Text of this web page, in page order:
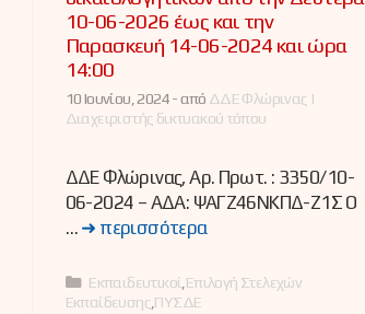
10-06-2026 έως και την
Παρασκευή 14-06-2024 και ώρα
14:00
10 Ιουνίου, 2024 -από ΔΔΕ Φλώρινας |
Διαχειριστής δικτυακού τόπου
ΔΔΕ Φλώρινας, Αρ. Πρωτ. : 3350/10-
06-2024 – ΑΔΑ: ΨΑΓΖ46ΝΚΠΔ-Ζ1Σ Ο
… ➜ περισσότερα
Κατηγορίες
Εκπαιδευτικοί Επιλογή Στελεχών
Εκπαίδευσης, ΠΥΣΔΕ